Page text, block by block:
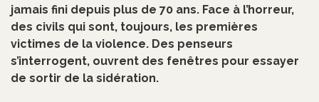
jamais fini depuis plus de 70 ans. Face à l’horreur,
des civils qui sont, toujours, les premières
victimes de la violence. Des penseurs
s’interrogent, ouvrent des fenêtres pour essayer
de sortir de la sidération.